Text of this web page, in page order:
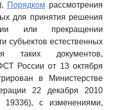
Порядком рассмотрения
для принятия решения
или прекращении
субъектов естественных
таких документов,
России от 13 октября
в Министерстве
22 декабря 2010
19336), с изменениями,